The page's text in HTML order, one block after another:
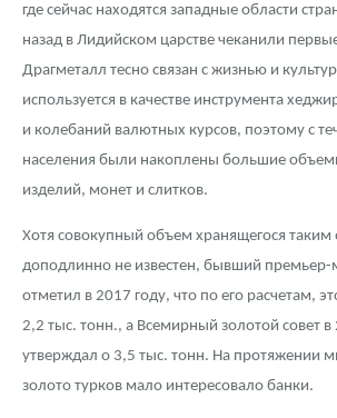
Аксессуары
Год Лошади
Флот: ледоколы и корабли
Русская нумизматика
Золотая карманная галерея
Памятка для работы с монетами из
Монеты
Политика конфиденциальности
Положение по обработке и защите
Скупка слитков
Наши преимущества
Письмо директору
Пресс-служба
где сейчас находятся западные области
назад в Лидийском царстве чеканили
Драгметалл тесно связан с жизнью и
используется в качестве инструмента
и колебаний валютных курсов, поэтому с
населения были накоплены большие
изделий, монет и слитков.
Хотя совокупный объем хранящегося таким
доподлинно не известен, бывший премьер-
отметил в 2017 году, что по его расчетам,
2,2 тыс. тонн., а Всемирный золотой совет в
утверждал о 3,5 тыс. тонн. На протяжении
золото турков мало интересовало банки.